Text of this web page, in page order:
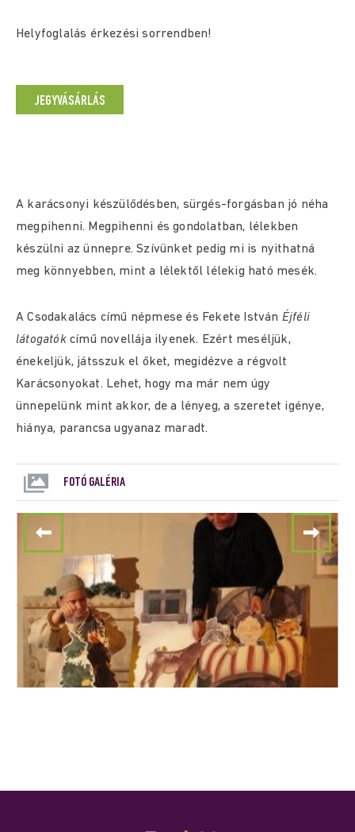
Helyfoglalás érkezési sorrendben!
JEGYVÁSÁRLÁS
A karácsonyi készülődésben, sürgés-forgásban jó néha
megpihenni. Megpihenni és gondolatban, lélekben
készülni az ünnepre. Szívünket pedig mi is nyithatná
meg könnyebben, mint a lélektől lélekig ható mesék.
A Csodakalács című népmese és Fekete István Éjféli
látogatókcímű novellája ilyenek. Ezért meséljük,
énekeljük, játsszuk el őket, megidézve a régvolt
Karácsonyokat. Lehet, hogy ma már nem úgy
ünnepelünk mint akkor, de a lényeg, a szeretet igénye,
hiánya, parancsa ugyanaz maradt.
FOTÓ GALÉRIA